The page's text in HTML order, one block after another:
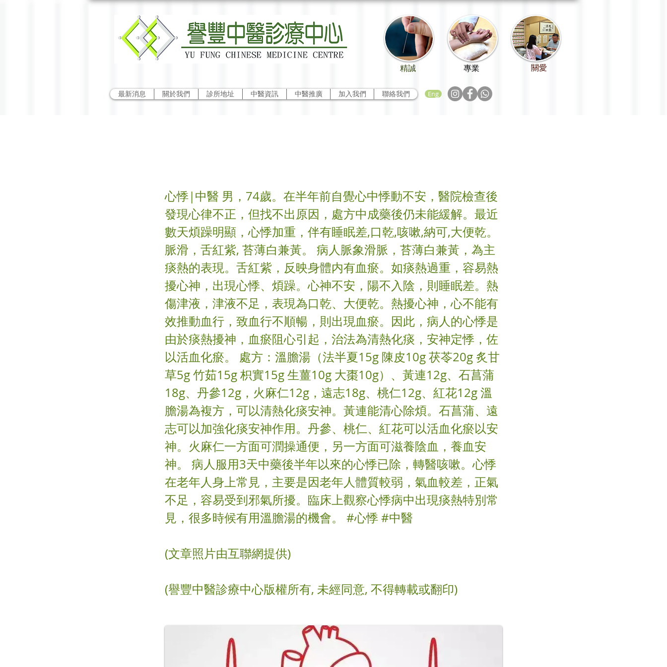
精誠
最新消息 關於我們 診所地址 中醫資訊 中醫推廣 加入我們 聯絡我們 Eng
專業 關愛
心悸|中醫 男，74歲。在半年前自覺心中悸動不安，醫院檢查後
發現心律不正，但找不出原因，處方中成藥後仍未能緩解。最近
數天煩躁明顯，心悸加重，伴有睡眠差,口乾,咳嗽,納可,大便乾。
脈滑，舌紅紫, 苔薄白兼黃。 病人脈象滑脈，苔薄白兼黃，為主
痰熱的表現。舌紅紫，反映身體内有血瘀。如痰熱過重，容易熱
擾心神，出現心悸、煩躁。心神不安，陽不入陰，則睡眠差。熱
傷津液，津液不足，表現為口乾、大便乾。熱擾心神，心不能有
效推動血行，致血行不順暢，則出現血瘀。因此，病人的心悸是
由於痰熱擾神，血瘀阻心引起，治法為清熱化痰，安神定悸，佐
以活血化瘀。 處方：溫膽湯（法半夏15g 陳皮10g 茯苓20g 炙甘
草5g 竹茹15g 枳實15g 生薑10g 大棗10g）、黃連12g、石菖蒲
18g、丹參12g，火麻仁12g，遠志18g、桃仁12g、紅花12g 溫
膽湯為複方，可以清熱化痰安神。黃連能清心除煩。石菖蒲、遠
志可以加強化痰安神作用。丹參、桃仁、紅花可以活血化瘀以安
神。火麻仁一方面可潤操通便，另一方面可滋養陰血，養血安
神。 病人服用3天中藥後半年以來的心悸已除，轉醫咳嗽。心悸
在老年人身上常見，主要是因老年人體質較弱，氣血較差，正氣
不足，容易受到邪氣所擾。臨床上觀察心悸病中出現痰熱特別常
見，很多時候有用溫膽湯的機會。 #心悸 #中醫
(文章照片由互聯網提供)
(譽豐中醫診療中心版權所有, 未經同意, 不得轉載或翻印)